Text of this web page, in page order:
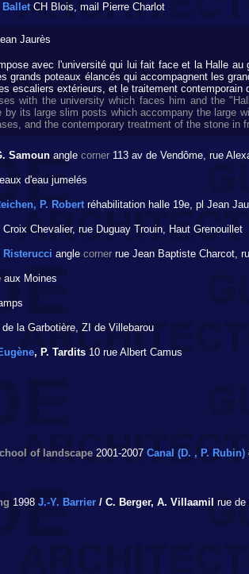
BalletCH Blois, mail Pierre Charlot
Jaurès
avec l'université qui lui fait face et la Halle
grands poteaux élancés qui accompagnent les
escaliers extérieurs, et le traitement contemporain
with the university which faces him and the
by its large slim posts which accompany the large
and the contemporary treatment of the stone in
Samoun angle corner 113 av de Vendôme, rue
d'eau jumelés
P. Robertréhabilitation halle 19e, pl Jean
Chevalier, rue Duguay Trouin, Haut Grenouillet
Risterucci angle corner rue Jean Baptiste Charcot,
aux Moines
de la Garbotière, ZI de Villebarou
, P. Tardits 10 rue Albert Camus
of landscape 2001-2007 Canal (D. , P. Rubin)
1998 J.-Y. Barrier / C. Berger, A. Villaamil rue de